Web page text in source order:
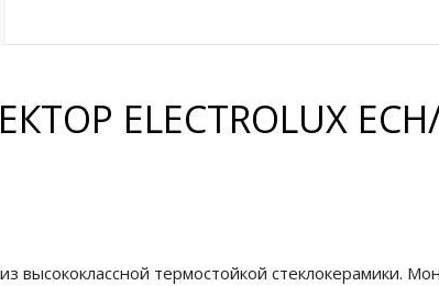
ELECTROLUX
высококлассной термостойкой стеклокерамики.